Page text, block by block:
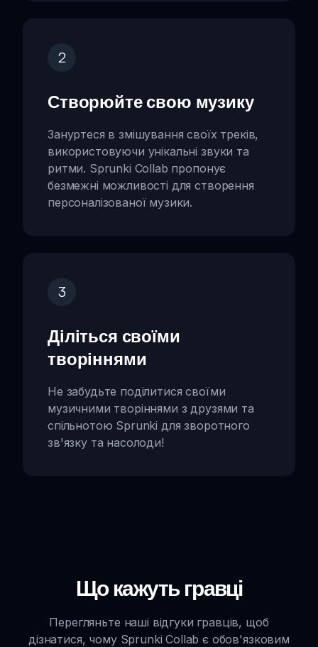
2
Створюйте свою музику
Зануртеся в змішування своїх треків,
використовуючи унікальні звуки та
ритми. Sprunki Collab пропонує
безмежні можливості для створення
персоналізованої музики.
3
Діліться своїми
творіннями
Не забудьте поділитися своїми
музичними творіннями з друзями та
спільнотою Sprunki для зворотного
зв'язку та насолоди!
Що кажуть гравці
Перегляньте наші відгуки гравців, щоб
дізнатися, чому Sprunki Collab є обов'язковим